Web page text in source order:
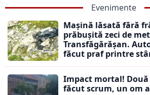
Evenimente
Mașină lăsată fără
prăbușită zeci de
Transfăgărășan.
făcut praf printre
Impact mortal!
făcut scrum, un om